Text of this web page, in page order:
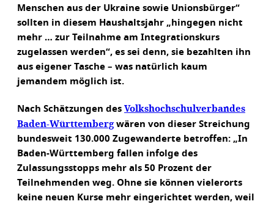
Menschen aus der Ukraine sowie Unionsbürger“
sollten in diesem Haushaltsjahr „hingegen nicht
mehr … zur Teilnahme am Integrationskurs
zugelassen werden“, es sei denn, sie bezahlten ihn
aus eigener Tasche – was natürlich kaum
jemandem möglich ist.
Nach Schätzungen des Volkshochschulverbandes
Baden-Württembergwären von dieser Streichung
bundesweit 130.000 Zugewanderte betroffen: „In
Baden-Württemberg fallen infolge des
Zulassungsstopps mehr als 50 Prozent der
Teilnehmenden weg. Ohne sie können vielerorts
keine neuen Kurse mehr eingerichtet werden, weil